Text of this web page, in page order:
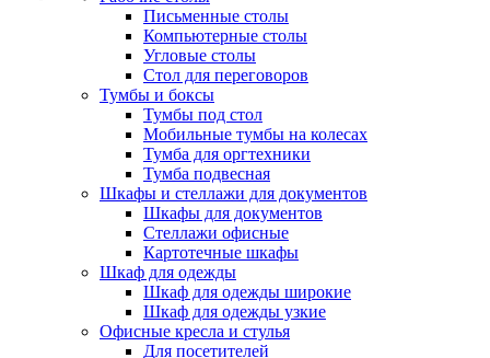
Письменные столы
Компьютерные столы
Угловые столы
Стол для переговоров
Тумбы и боксы
Тумбы под стол
Мобильные тумбы на колесах
Тумба для оргтехники
Тумба подвесная
Шкафы и стеллажи для документов
Шкафы для документов
Стеллажи офисные
Картотечные шкафы
Шкаф для одежды
Шкаф для одежды широкие
Шкаф для одежды узкие
Офисные кресла и стулья
Для посетителей